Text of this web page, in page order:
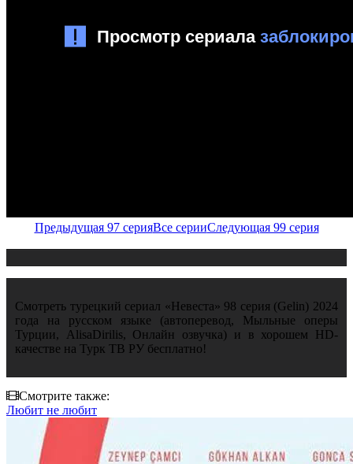
Предыдущая 97 серияВсе серииСледующая 99 серия
Смотреть турецкий сериал «Невеста» 98 серия (Gelin) 2024
года на русском языке (автоперевод, Мыльные оперы
Турции, AlisaDirilis, Онлайн озвучка) и в хорошем HD-
качестве на Турк ТВ РУ бесплатно!
Смотрите также:
Любит не любит